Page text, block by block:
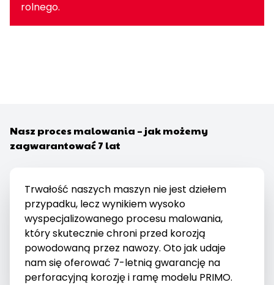
rolnego.
Nasz proces malowania – jak możemy
zagwarantować 7 lat
Trwałość naszych maszyn nie jest dziełem
przypadku, lecz wynikiem wysoko
wyspecjalizowanego procesu malowania,
który skutecznie chroni przed korozją
powodowaną przez nawozy. Oto jak udaje
nam się oferować 7-letnią gwarancję na
perforacyjną korozję i ramę modelu PRIMO.